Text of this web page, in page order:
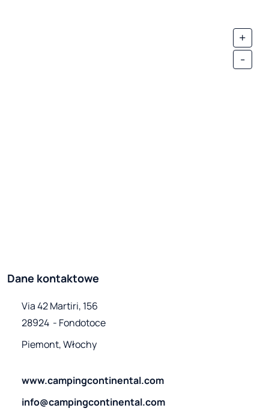
+
-
Dane kontaktowe
Via 42 Martiri, 156
Piemont, Włochy
www.campingcontinental.com
info@campingcontinental.com